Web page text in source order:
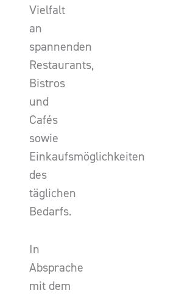
Vielfalt
an
spannenden
Restaurants,
Bistros
und
Cafés
sowie
Einkaufsmöglichkeiten
des
täglichen
Bedarfs.
In
Absprache
mit dem